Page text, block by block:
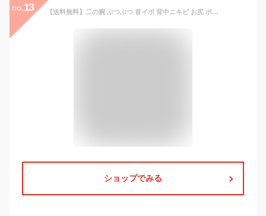
no. 13 【送料無料】二の腕 ぶつぶつ 首イボ 背中ニキビ お尻 ボディスクラブ 50g ベルガモット グリチルリチン酸ジカリウム 豚プラセンタ 保湿 角質除去 医薬部外品 [メーカーカタログ付] サイズ：50グラム (x 1)
ショップでみる